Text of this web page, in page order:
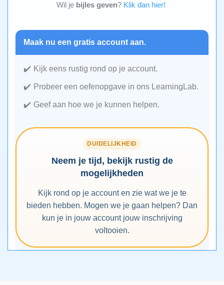
Wil je bijles geven? Klik dan hier!
Maak nu een gratis account aan.
Kijk eens rustig rond op je account.
Probeer een oefenopgave in ons LearningLab.
Geef aan hoe we je kunnen helpen.
DUIDELIJKHEID
Neem je tijd, bekijk rustig de
mogelijkheden
Kijk rond op je account en zie wat we je te
bieden hebben. Mogen we je gaan helpen? Dan
kun je in jouw account jouw inschrijving
voltooien.